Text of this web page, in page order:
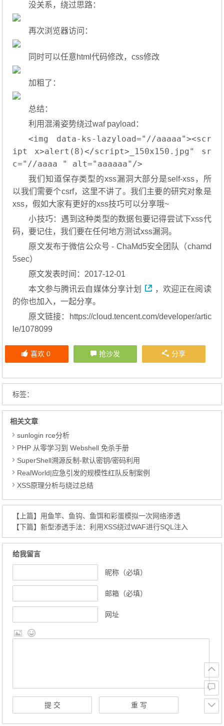
没关系，绕过思路：
再次浏览器访问：
同时可以任意html代码修改，css修改
加粗了：
总结：
利用混淆姿势绕过waf payload：
<img data-ks-lazyload="//aaaaa"><scr
ipt x>alert(8)</script>_150x150.jpg" sr
c="//aaaa " alt="aaaaaa"/>
我们知道保存类型的xss漏洞大部分是self-xss，所
以我们需要个csrf，这里不讲了。我们主要的研究对象是
xss，假如大家有更好的xss技巧可以分享哦~
小技巧：遇到这种类型的数据包要记得尝试下xss代
码，要记住，我们要在任何地方测试xss漏洞。
原文发布于微信公众号 - ChaMd5安全团队（chamd
5sec）
原文发表时间：2017-12-01
本文参与腾讯云自媒体分享计划
，欢迎正在阅读
的你也加入，一起分享。
原文链接：https://cloud.tencent.com/developer/artic
le/1078099
喜欢 0 抢沙发 分享
标签：
相关文章
sunlogin rce分析
PHP 从零学习到 Webshell 免杀手册
SuperShell溯源反制-默认密钥/密码利用
RealWorld|应急引发的规模性红队反制案例
XSS原理分析与绕过总结
【上篇】 用鱼竿、鱼钩、鱼饵和彩蛋模拟一次网络渗透
【下篇】新型渗透手法：利用XSS绕过WAF进行SQL注入
给我留言
昵称（必填）
邮箱（必填）
网址